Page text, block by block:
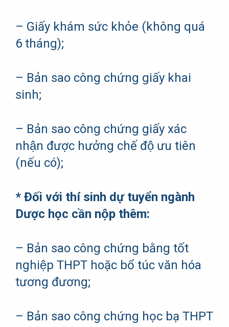
– Giấy khám sức khỏe (không quá
6 tháng);
– Bản sao công chứng giấy khai
sinh;
– Bản sao công chứng giấy xác
nhận được hưởng chế độ ưu tiên
(nếu có);
* Đối với thí sinh dự tuyển ngành
Dược học cần nộp thêm:
– Bản sao công chứng bằng tốt
nghiệp THPT hoặc bổ túc văn hóa
tương đương;
– Bản sao công chứng học bạ THPT